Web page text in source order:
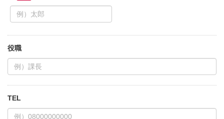
役職
TEL